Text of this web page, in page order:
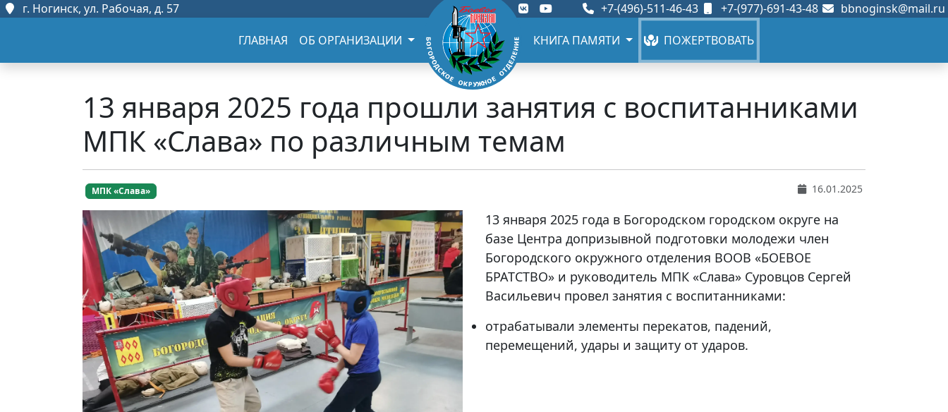
г. Ногинск, ул. Рабочая, д. 57 +7-(496)-511-46-43 +7-(977)-691-43-48 bbnoginsk@mail.ru
ГЛАВНАЯ ОБ ОРГАНИЗАЦИИ КНИГА ПАМЯТИ ПОЖЕРТВОВАТЬ
13 января 2025 года прошли занятия с воспитанниками
МПК «Слава» по различным темам
МПК «Слава» 16.01.2025
13 января 2025 года в Богородском городском округе на
базе Центра допризывной подготовки молодежи член
Богородского окружного отделения ВООВ «БОЕВОЕ
БРАТСТВО» и руководитель МПК «Слава» Суровцов Сергей
Васильевич провел занятия с воспитанниками:
отрабатывали элементы перекатов, падений,
перемещений, удары и защиту от ударов.